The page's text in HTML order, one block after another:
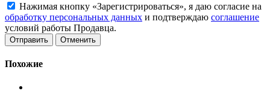
Нажимая кнопку «Зарегистрироваться», я даю согласие на
обработку персональных данных и подтверждаю соглашение
условий работы Продавца.
Отменить
Похожие